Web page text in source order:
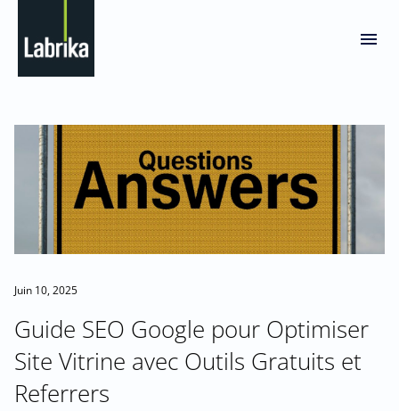
Juin 10, 2025
Guide SEO Google pour Optimiser
Site Vitrine avec Outils Gratuits et
Referrers